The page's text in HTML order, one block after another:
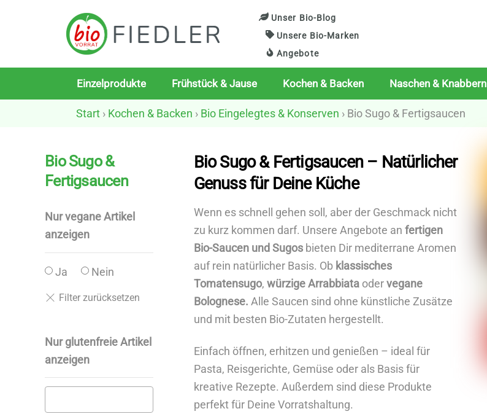
Unser Bio-Blog
Unsere Bio-Marken
Angebote
Einzelprodukte Frühstück & Jause Kochen & Backen Naschen & Knabbern
Start › Kochen & Backen › Bio Eingelegtes & Konserven › Bio Sugo & Fertigsaucen
Bio Sugo &
Fertigsaucen
Nur vegane Artikel
anzeigen
Ja Nein
Nur glutenfreie Artikel
anzeigen
Bio Sugo & Fertigsaucen – Natürlicher
Genuss für Deine Küche
Wenn es schnell gehen soll, aber der Geschmack nicht
zu kurz kommen darf. Unsere Angebote an fertigen
Bio-Saucen und Sugosbieten Dir mediterrane Aromen
auf rein natürlicher Basis. Ob klassisches
Tomatensugo, würzige Arrabbiataodervegane
Bolognese. Alle Saucen sind ohne künstliche Zusätze
und mit besten Bio-Zutaten hergestellt.
Einfach öffnen, erhitzen und genießen – ideal für
Pasta, Reisgerichte, Gemüse oder als Basis für
kreative Rezepte. Außerdem sind diese Produkte
perfekt für Deine Vorratshaltung.